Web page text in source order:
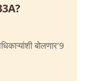
बोलणार’9